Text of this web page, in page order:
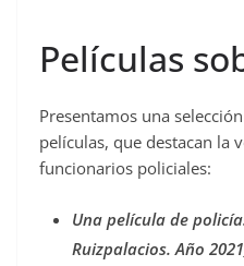
Películas
Presentamos una
películas, que destacan la
funcionarios policiales:
Una película de
Ruizpalacios. Año